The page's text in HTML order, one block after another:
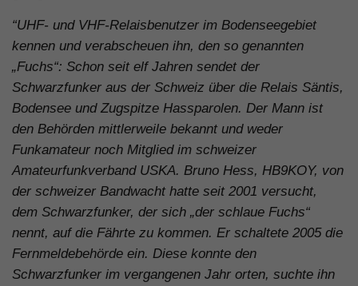
“UHF- und VHF-Relaisbenutzer im Bodenseegebiet
kennen und verabscheuen ihn, den so genannten
„Fuchs“: Schon seit elf Jahren sendet der
Schwarzfunker aus der Schweiz über die Relais Säntis,
Bodensee und Zugspitze Hassparolen. Der Mann ist
den Behörden mittlerweile bekannt und weder
Funkamateur noch Mitglied im schweizer
Amateurfunkverband USKA. Bruno Hess, HB9KOY, von
der schweizer Bandwacht hatte seit 2001 versucht,
dem Schwarzfunker, der sich „der schlaue Fuchs“
nennt, auf die Fährte zu kommen. Er schaltete 2005 die
Fernmeldebehörde ein. Diese konnte den
Schwarzfunker im vergangenen Jahr orten, suchte ihn